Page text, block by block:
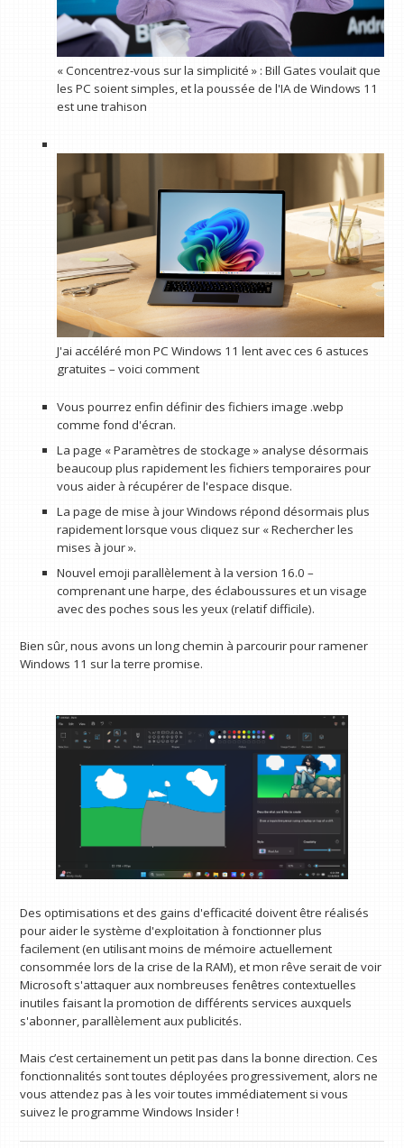
« Concentrez-vous sur la simplicité » : Bill Gates voulait que
les PC soient simples, et la poussée de l'IA de Windows 11
est une trahison
J'ai accéléré mon PC Windows 11 lent avec ces 6 astuces
gratuites – voici comment
Vous pourrez enfin définir des fichiers image .webp
comme fond d'écran.
La page « Paramètres de stockage » analyse désormais
beaucoup plus rapidement les fichiers temporaires pour
vous aider à récupérer de l'espace disque.
La page de mise à jour Windows répond désormais plus
rapidement lorsque vous cliquez sur « Rechercher les
mises à jour ».
Nouvel emoji parallèlement à la version 16.0 –
comprenant une harpe, des éclaboussures et un visage
avec des poches sous les yeux (relatif difficile).
Bien sûr, nous avons un long chemin à parcourir pour ramener
Windows 11 sur la terre promise.
Des optimisations et des gains d'efficacité doivent être réalisés
pour aider le système d'exploitation à fonctionner plus
facilement (en utilisant moins de mémoire actuellement
consommée lors de la crise de la RAM), et mon rêve serait de voir
Microsoft s'attaquer aux nombreuses fenêtres contextuelles
inutiles faisant la promotion de différents services auxquels
s'abonner, parallèlement aux publicités.
Mais c’est certainement un petit pas dans la bonne direction. Ces
fonctionnalités sont toutes déployées progressivement, alors ne
vous attendez pas à les voir toutes immédiatement si vous
suivez le programme Windows Insider !